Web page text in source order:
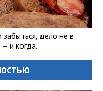
забыться, дело не в
и когда.